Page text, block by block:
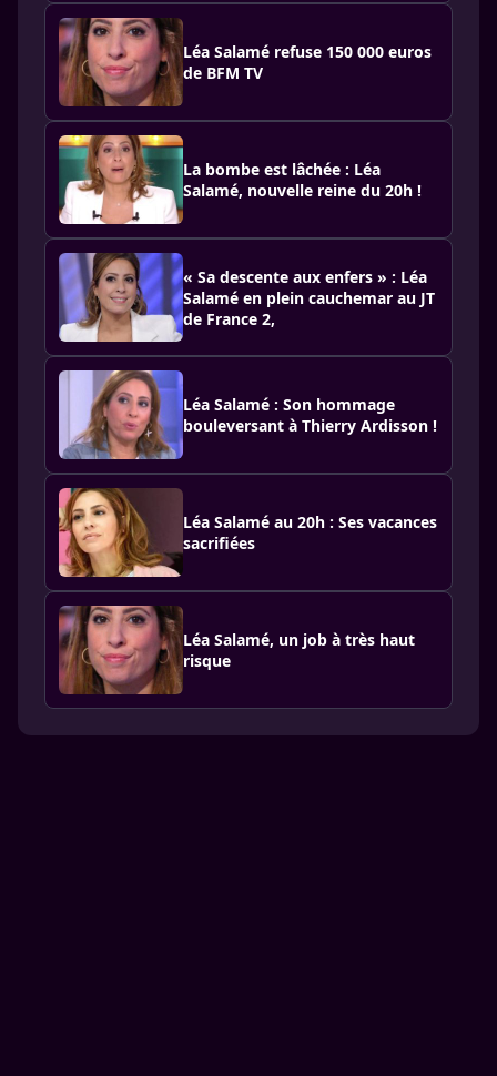
Léa Salamé refuse 150 000 euros
de BFM TV
La bombe est lâchée : Léa
Salamé, nouvelle reine du 20h !
« Sa descente aux enfers » : Léa
Salamé en plein cauchemar au JT
de France 2,
Léa Salamé : Son hommage
bouleversant à Thierry Ardisson !
Léa Salamé au 20h : Ses vacances
sacrifiées
Léa Salamé, un job à très haut
risque